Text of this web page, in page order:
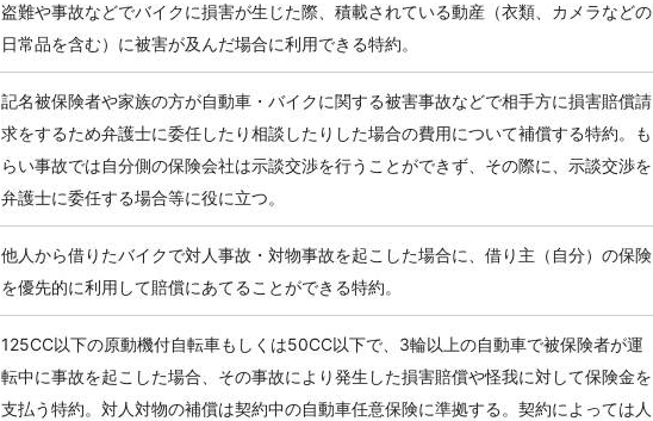
盗難や事故などでバイクに損害が生じた際、積載されている動産（衣類、カメラなどの
日常品を含む）に被害が及んだ場合に利用できる特約。
記名被保険者や家族の方が自動車・バイクに関する被害事故などで相手方に損害賠償請
求をするため弁護士に委任したり相談したりした場合の費用について補償する特約。も
らい事故では自分側の保険会社は示談交渉を行うことができず、その際に、示談交渉を
弁護士に委任する場合等に役に立つ。
他人から借りたバイクで対人事故・対物事故を起こした場合に、借り主（自分）の保険
を優先的に利用して賠償にあてることができる特約。
125CC以下の原動機付自転車もしくは50CC以下で、3輪以上の自動車で被保険者が運
転中に事故を起こした場合、その事故により発生した損害賠償や怪我に対して保険金を
支払う特約。対人対物の補償は契約中の自動車任意保険に準拠する。契約によっては人